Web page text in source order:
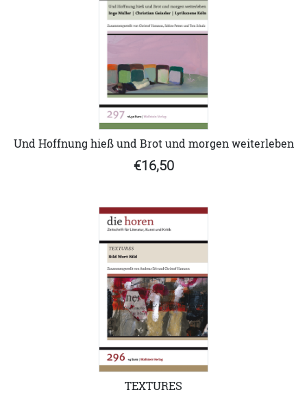
Und Hoffnung hieß und Brot und morgen weiterleben
€16,50
TEXTURES